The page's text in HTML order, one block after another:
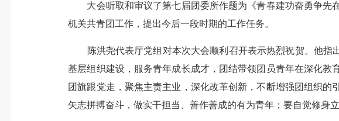
大会听取和审议了第七届团委所作题为《青春建功奋勇争先
机关共青团工作，提出今后一段时期的工作任务。
陈洪尧代表厅党组对本次大会顺利召开表示热烈祝贺。他指
基层组织建设，服务青年成长成才，团结带领团员青年在深化
团旗跟党走，聚焦主责主业，深化改革创新，不断增强团组织
矢志拼搏奋斗，做实干担当、善作善成的有为青年；要自觉修身